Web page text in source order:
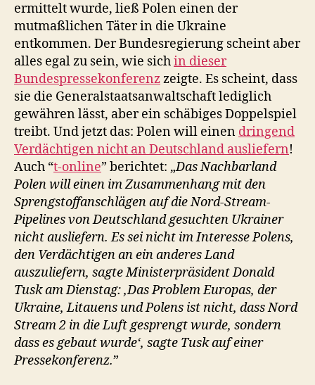
ermittelt wurde, ließ Polen einen der
mutmaßlichen Täter in die Ukraine
entkommen. Der Bundesregierung scheint aber
alles egal zu sein, wie sichin dieser
Bundespressekonferenzzeigte. Es scheint, dass
sie die Generalstaatsanwaltschaft lediglich
gewähren lässt, aber ein schäbiges Doppelspiel
treibt. Und jetzt das: Polen will einen dringend
Verdächtigen nicht an Deutschland ausliefern!
Auch “t-online” berichtet: „Das Nachbarland
Polen will einen im Zusammenhang mit den
Sprengstoffanschlägen auf die Nord-Stream-
Pipelines von Deutschland gesuchten Ukrainer
nicht ausliefern. Es sei nicht im Interesse Polens,
den Verdächtigen an ein anderes Land
auszuliefern, sagte Ministerpräsident Donald
Tusk am Dienstag: ‚Das Problem Europas, der
Ukraine, Litauens und Polens ist nicht, dass Nord
Stream 2 in die Luft gesprengt wurde, sondern
dass es gebaut wurde‘, sagte Tusk auf einer
Pressekonferenz.”